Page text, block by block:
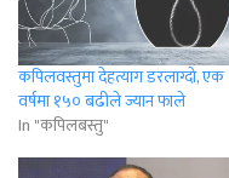
कपिलवस्तुमा देहत्याग डरलाग्दो, एक
वर्षमा १५० बढीले ज्यान फाले
In "कपिलबस्तु"